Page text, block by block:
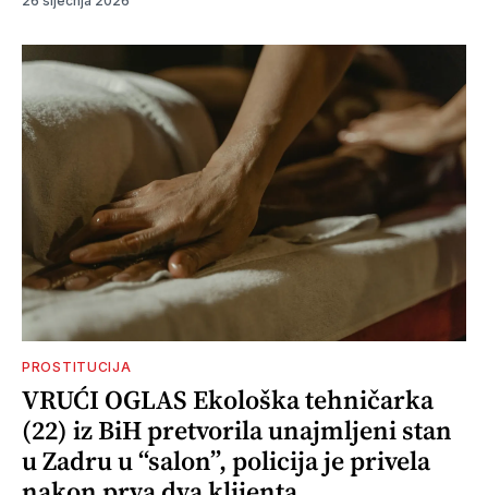
PROSTITUCIJA
VRUĆI OGLAS Ekološka tehničarka
(22) iz BiH pretvorila unajmljeni stan
u Zadru u “salon”, policija je privela